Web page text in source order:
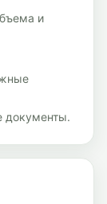
и
документы.